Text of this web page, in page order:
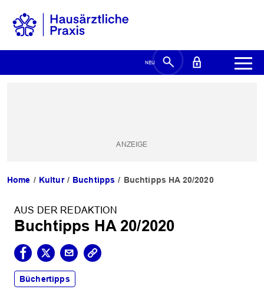
Home Kultur Buchtipps Buchtipps HA 20/2020
AUS DER REDAKTION
Buchtipps HA 20/2020
Büchertipps